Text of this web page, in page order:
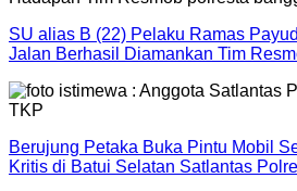
SU alias B (22) Pelaku Ramas
Jalan Berhasil Diamankan Tim
Berujung Petaka Buka Pintu Mobil
Kritis di Batui Selatan Satlantas